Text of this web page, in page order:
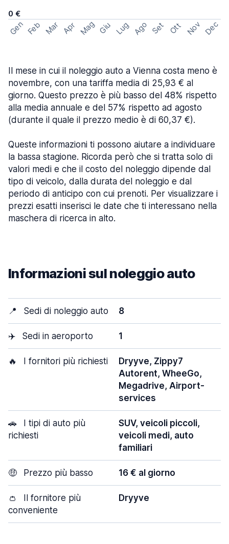
0 €
Gen Feb Mar Apr Mag Giu Lug Ago Set Ott Nov Dec
Il mese in cui il noleggio auto a Vienna costa meno è
novembre, con una tariffa media di 25,93 € al
giorno. Questo prezzo è più basso del 48% rispetto
alla media annuale e del 57% rispetto ad agosto
(durante il quale il prezzo medio è di 60,37 €).
Queste informazioni ti possono aiutare a individuare
la bassa stagione. Ricorda però che si tratta solo di
valori medi e che il costo del noleggio dipende dal
tipo di veicolo, dalla durata del noleggio e dal
periodo di anticipo con cui prenoti. Per visualizzare i
prezzi esatti inserisci le date che ti interessano nella
maschera di ricerca in alto.
Informazioni sul noleggio auto
📍 Sedi di noleggio auto 8
✈️ Sedi in aeroporto 1
🔥 I fornitori più richiesti
Dryyve, Zippy7
Autorent, WheeGo,
Megadrive, Airport-
services
🚗
I tipi di auto più
richiesti
SUV, veicoli piccoli,
veicoli medi, auto
familiari
🤑 Prezzo più basso 16 € al giorno
👛
Il fornitore più
conveniente
Dryyve